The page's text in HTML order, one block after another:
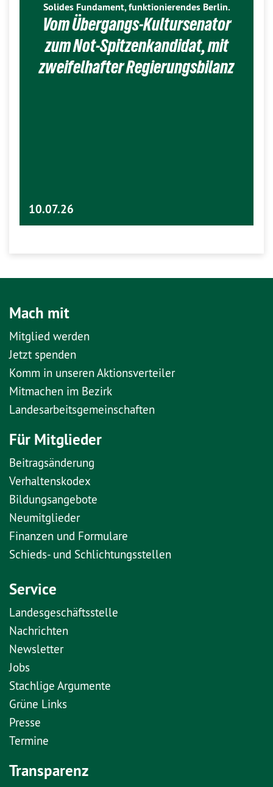
Solides Fundament, funktionierendes Berlin.
Vom Übergangs-Kultursenator
zum Not-Spitzenkandidat, mit
zweifelhafter Regierungsbilanz
10.07.26
Mach mit
Mitglied werden
Jetzt spenden
Komm in unseren Aktionsverteiler
Mitmachen im Bezirk
Landesarbeitsgemeinschaften
Für Mitglieder
Beitragsänderung
Verhaltenskodex
Bildungsangebote
Neumitglieder
Finanzen und Formulare
Schieds- und Schlichtungsstellen
Service
Landesgeschäftsstelle
Nachrichten
Newsletter
Jobs
Stachlige Argumente
Grüne Links
Presse
Termine
Transparenz